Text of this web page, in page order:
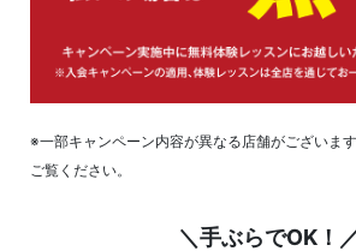
※一部キャンペーン内容が異なる店舗がございま
ご覧ください。
＼手ぶらでOK！